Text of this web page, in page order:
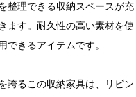
整理できる収納スペースが充
ます。耐久性の高い素材を使
できるアイテムです。
誇るこの収納家具は、リビン